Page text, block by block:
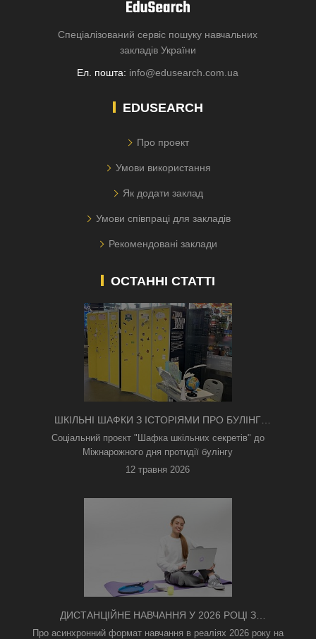
Спеціалізований сервіс пошуку навчальних
закладів України
Ел. пошта: info@edusearch.com.ua
EDUSEARCH
Про проект
Умови використання
Як додати заклад
Умови співпраці для закладів
Рекомендовані заклади
ОСТАННІ СТАТТІ
ШКІЛЬНІ ШАФКИ З ІСТОРІЯМИ ПРО БУЛІНГ
З'ЯВИЛИСЯ В КИЄВІ
Соціальний проєкт "Шафка шкільних секретів" до
Міжнарожного дня протидії булінгу
12 травня 2026
ДИСТАНЦІЙНЕ НАВЧАННЯ У 2026 РОЦІ З
ТРИВОГАМИ ТА БЕЗ СВІТЛА: ЯК АСИНХРОННИЙ
Про асинхронний формат навчання в реаліях 2026 року на